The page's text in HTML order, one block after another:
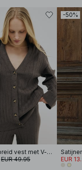
Geribd gebreid vest met V-hals
EUR 49.95
-50%
EUR